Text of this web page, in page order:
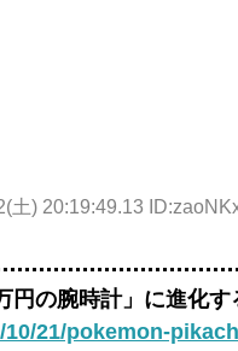
土) 20:19:49.13
円の腕時計」に進化す
21/pokemon-